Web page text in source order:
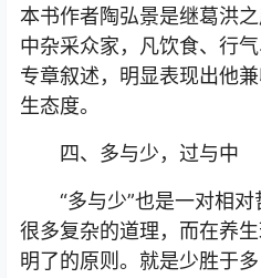
本书作者陶弘景是继葛洪
中杂采众家，凡饮食、行
专章叙述，明显表现出他
生态度。
四、多与少，过与中
“多与少”也是一对相
很多复杂的道理，而在养
明了的原则。就是少胜于